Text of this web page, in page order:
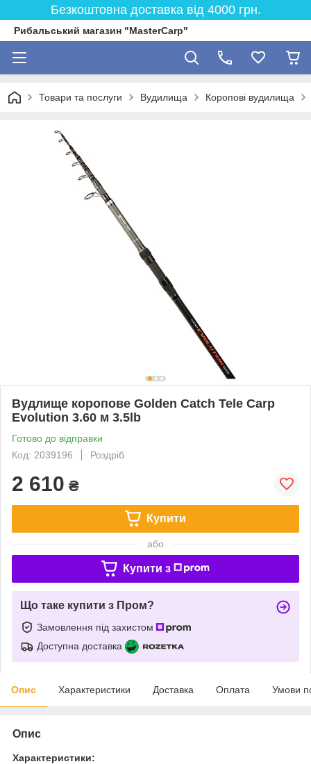
Безкоштовна доставка від 4000 грн.
Рибальський магазин "MasterCarp"
Товари та послуги Вудилища Коропові вудилища
Вудлище коропове Golden Catch Tele Carp
Evolution 3.60 м 3.5lb
Готово до відправки
Код: 2039196
Роздріб
2 610 ₴
Купити
або
Купити з
Що таке купити з Пром?
Замовлення під захистом
Доступна доставка
Опис Характеристики Доставка Оплата Умови
Опис
Характеристики: